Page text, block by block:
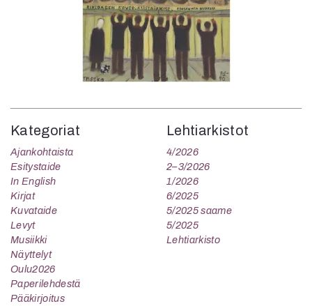
Kategoriat
Ajankohtaista
Esitystaide
In English
Kirjat
Kuvataide
Levyt
Musiikki
Näyttelyt
Oulu2026
Paperilehdestä
Pääkirjoitus
Lehtiarkistot
4/2026
2–3/2026
1/2026
6/2025
5/2025 saame
5/2025
Lehtiarkisto